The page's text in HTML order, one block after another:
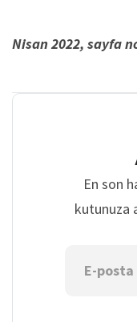
Nisan 2022, sayfa
En son
kutunuza